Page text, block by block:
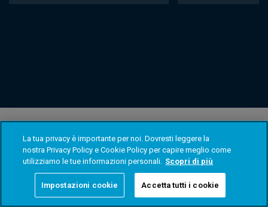
La tua privacy è importante per noi. Dovresti leggere la
nostra Privacy Policy e Cookie Policy per capire meglio come
utilizziamo le tue informazioni personali. Scopri di più
Impostazioni cookie Accetta tutti i cookie